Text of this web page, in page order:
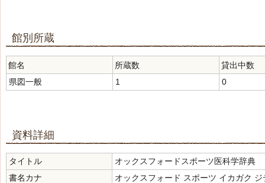
館別所蔵
館名 所蔵数
貸出中数
県図一般
1 0
資料詳細
タイトル
オックスフォードスポーツ医科学辞典
書名カナ
オックスフォード スポーツ イカガク ジ